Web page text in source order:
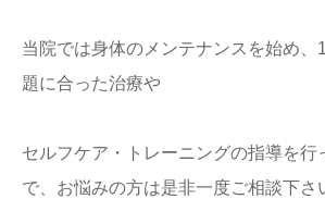
当院では身体のメンテナンスを始め、
題に合った治療や
セルフケア・トレーニングの指導を行
で、お悩みの方は是非一度ご相談下さ